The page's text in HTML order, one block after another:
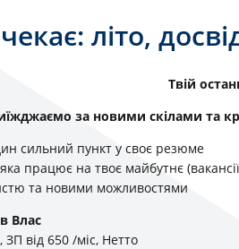
літо,
Твій
за новими скілами та
сильний пункт у своє резюме
працює на твоє майбутнє
та новими можливостями
Влас
від 650 /міс, Нетто